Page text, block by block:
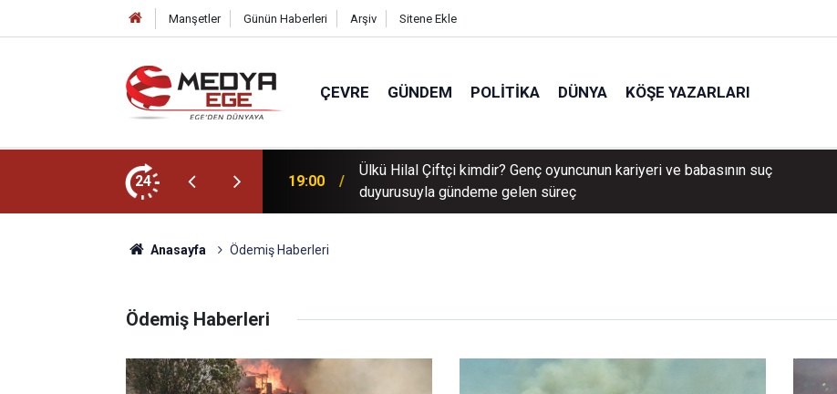
Manşetler Günün Haberleri Arşiv Sitene Ekle
ÇEVRE GÜNDEM POLITIKA DÜNYA KÖŞE YAZARLARI
24
kariyeri ve babasının suç
18:00 Aliağa ve Foça'daki yanan orman alanlarında ağaçlandırma çalışmaları sürüyor
Anasayfa Ödemiş Haberleri
Ödemiş Haberleri